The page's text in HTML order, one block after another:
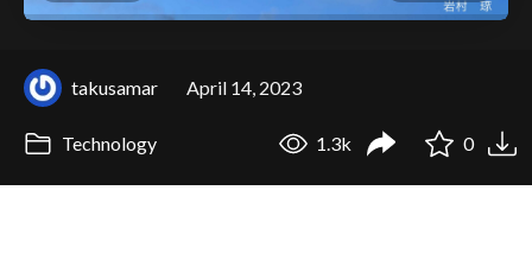
takusamar April 14, 2023
Technology 1.3k 0